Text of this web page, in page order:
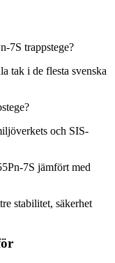
7S trappstege?
tak i de flesta svenska
och SIS-
7S jämfört med
stabilitet, säkerhet